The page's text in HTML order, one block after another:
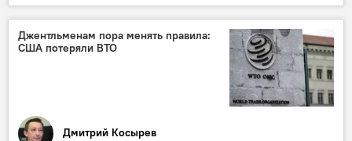
Узбекистан
Кыргызстан
Китай
Джентльменам пора менять правила:
США потеряли ВТО
Дмитрий Косырев